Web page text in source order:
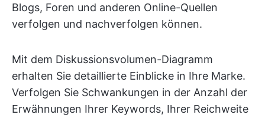
Blogs, Foren und anderen Online-Quellen
verfolgen und nachverfolgen können.
Mit dem Diskussionsvolumen-Diagramm
erhalten Sie detaillierte Einblicke in Ihre Marke.
Verfolgen Sie Schwankungen in der Anzahl der
Erwähnungen Ihrer Keywords, Ihrer Reichweite